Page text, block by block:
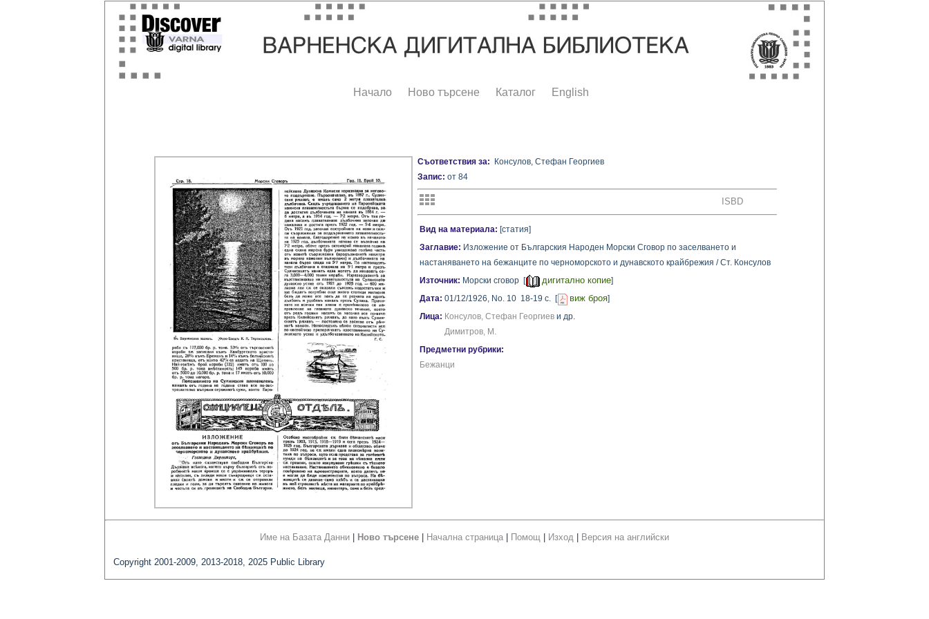
Начало Ново търсене Каталог English
Съответствия за: Консулов, Стефан Георгиев
Запис: от 84
ISBD
Вид на материала: [статия]
Заглавие: Изложение от Българския Народен Морски Сговор по заселването и
настаняването на бежанците по черноморското и дунавското крайбрежия / Ст. Консулов
Източник: Морски сговор [ дигитално копие]
Дата: 01/12/1926, No. 10 18-19 с. [ виж броя]
Лица: Консулов, Стефан Георгиев и др.
Димитров, М.
Предметни рубрики:
Бежанци
Име на Базата Данни Ново търсене Начална страница Помощ Изход Версия на английски
Copyright 2001-2009, 2013-2018, 2025 Public Library